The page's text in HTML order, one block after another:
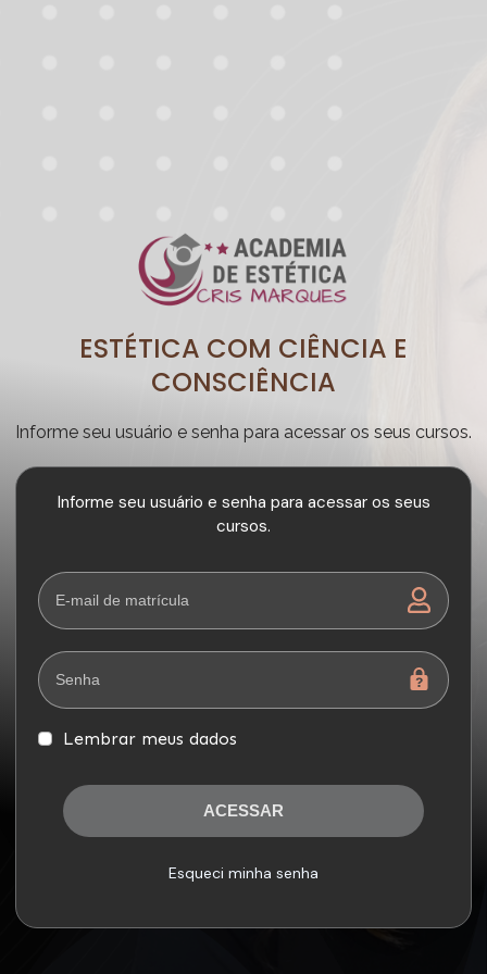
ESTÉTICA COM CIÊNCIA E
CONSCIÊNCIA
Informe seu usuário e senha para acessar os seus cursos.
Informe seu usuário e senha para acessar os seus
cursos.
Lembrar meus dados
ACESSAR
Esqueci minha senha